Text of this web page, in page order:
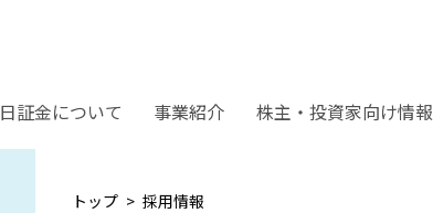
日証金について 事業紹介 株主・投資家向け情報
トップ 採用情報